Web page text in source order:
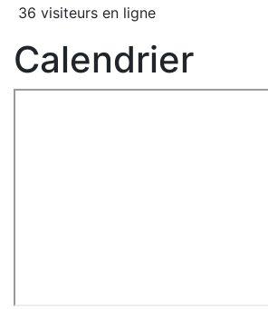
36 visiteurs en ligne
Calendrier